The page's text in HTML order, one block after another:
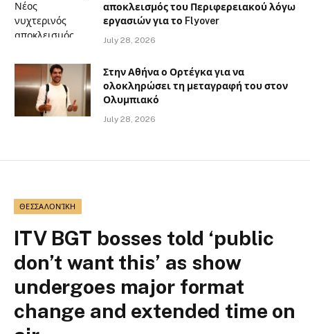
αποκλεισμός του Περιφερειακού λόγω
εργασιών για το Flyover
July 28, 2026
Στην Αθήνα ο Ορτέγκα για να
ολοκληρώσει τη μεταγραφή του στον
Ολυμπιακό
July 28, 2026
ΘΕΣΣΑΛΟΝΊΚΗ
ITV BGT bosses told ‘public
don’t want this’ as show
undergoes major format
change and extended time on